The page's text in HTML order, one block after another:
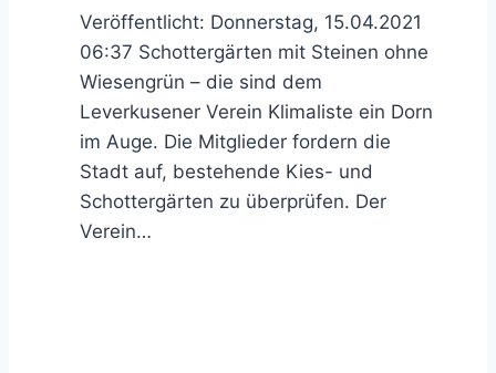
Veröffentlicht: Donnerstag, 15.04.2021
06:37 Schottergärten mit Steinen ohne
Wiesengrün – die sind dem
Leverkusener Verein Klimaliste ein Dorn
im Auge. Die Mitglieder fordern die
Stadt auf, bestehende Kies- und
Schottergärten zu überprüfen. Der
Verein…